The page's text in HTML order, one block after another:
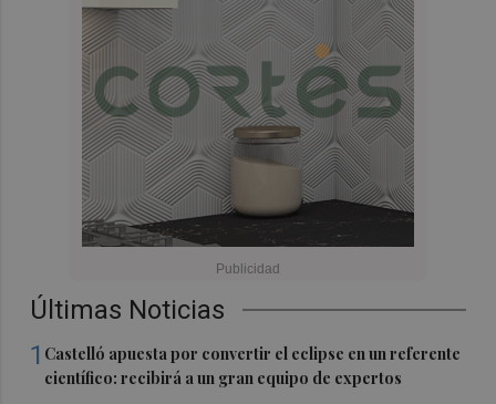
Últimas Noticias
1 Castelló apuesta por convertir el eclipse en un referente
científico: recibirá a un gran equipo de expertos